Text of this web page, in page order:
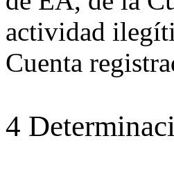
actividad
Cuenta
4